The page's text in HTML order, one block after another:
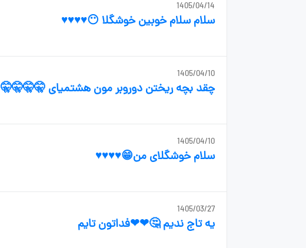
1405/04/14
سلام سلام خوبین خوشگلا 😶♥️♥️♥️♥️
1405/04/10
چقد بچه ریختن دوروبر مون هشتمیای 🤫🤫🤫🤫
1405/04/10
سلام خوشگلای من😁♥️♥️♥️♥️
1405/03/27
یه تاج ندیم 🤔❤❤فداتون تایم